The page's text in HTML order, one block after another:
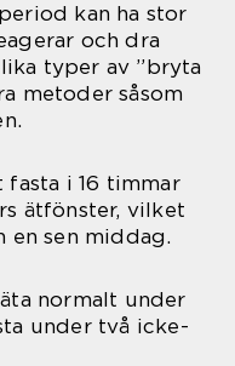
kan ha stor
och dra
typer av ”bryta
metoder såsom
fasta i 16 timmar
ätfönster, vilket
sen middag.
normalt under
under två icke-